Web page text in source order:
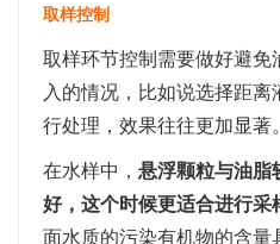
取样控制
取样环节控制需要做好避
入的情况，比如说选择距
行处理，效果往往更加显著。
在水样中， 悬浮颗粒与油脂
好，这个时候更适合进行采
面水质的污染有机物的含